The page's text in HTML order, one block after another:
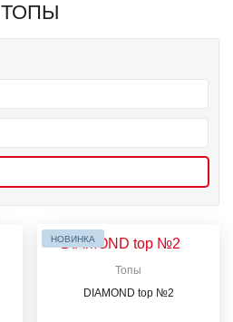
ТОПЫ
НОВИНКА
Топы
DIAMOND top №2